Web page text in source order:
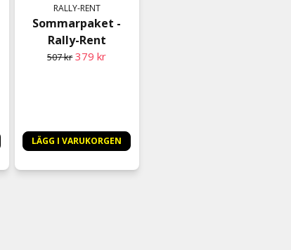
RALLY-RENT
Sommarpaket -
Rally-Rent
507 kr 379 kr
LÄGG I VARUKORGEN